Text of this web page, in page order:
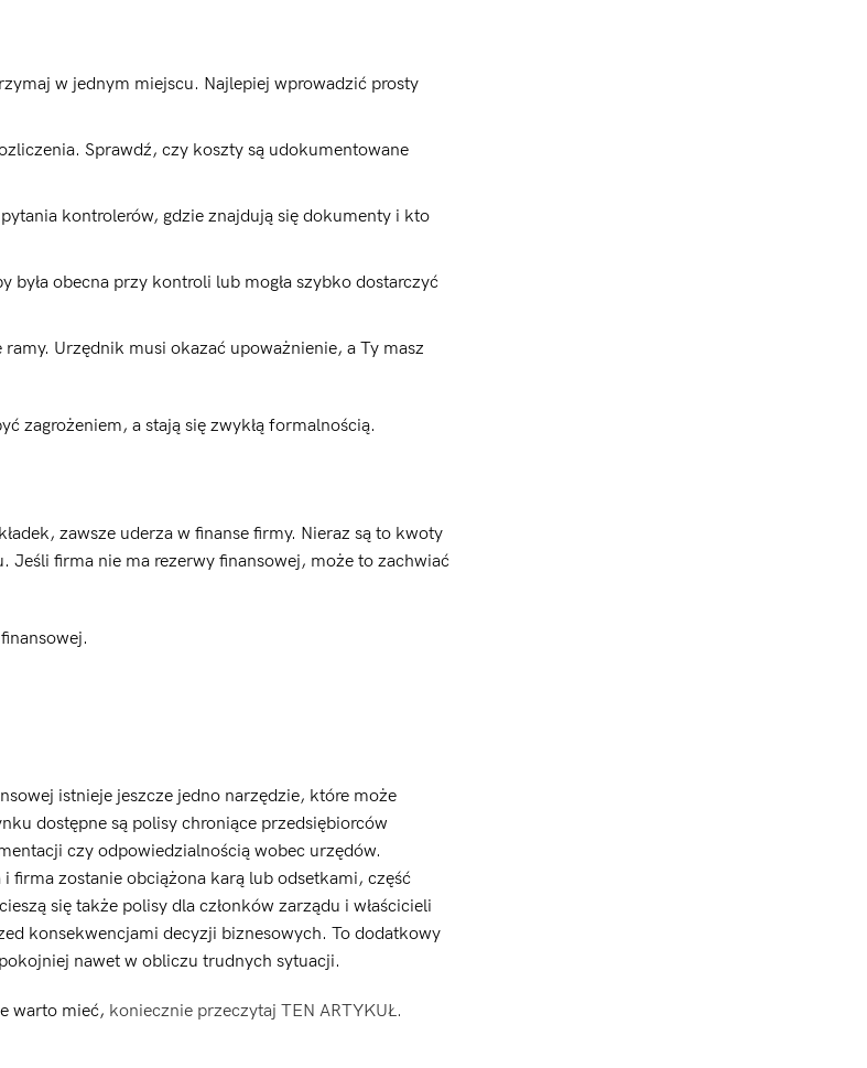
w jednym miejscu. Najlepiej wprowadzić prosty
Sprawdź, czy koszty są udokumentowane
kontrolerów, gdzie znajdują się dokumenty i kto
była obecna przy kontroli lub mogła szybko dostarczyć
Urzędnik musi okazać upoważnienie, a Ty masz
zagrożeniem, a stają się zwykłą formalnością.
zawsze uderza w finanse firmy. Nieraz są to kwoty
Jeśli firma nie ma rezerwy finansowej, może to zachwiać
istnieje jeszcze jedno narzędzie, które może
dostępne są polisy chroniące przedsiębiorców
czy odpowiedzialnością wobec urzędów.
firma zostanie obciążona karą lub odsetkami, część
się także polisy dla członków zarządu i właścicieli
konsekwencjami decyzji biznesowych. To dodatkowy
nawet w obliczu trudnych sytuacji.
warto mieć, koniecznie przeczytaj TEN ARTYKUŁ.